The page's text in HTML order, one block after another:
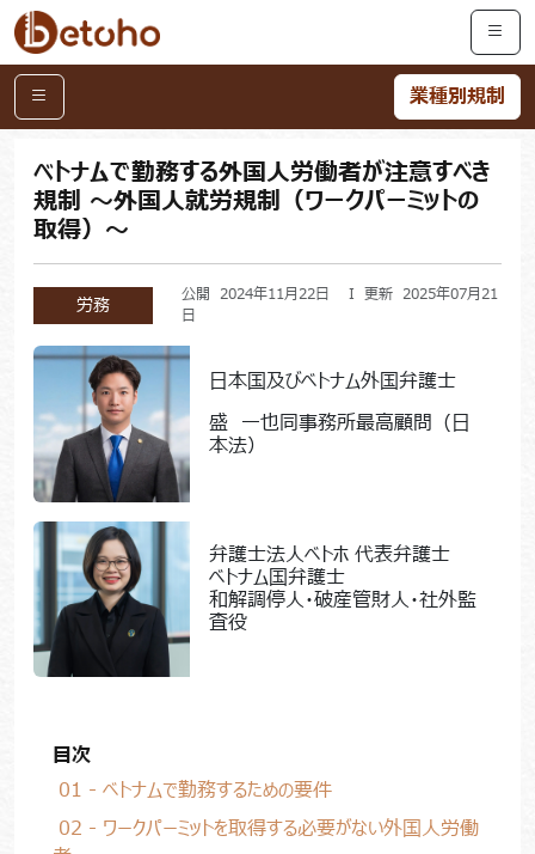
業種別規制
ベトナムで勤務する外国人労働者が注意すべき
規制 ～外国人就労規制（ワークパーミットの
取得）～
労務
公開 2024年11月22日 I 更新 2025年07月21
日
日本国及びベトナム外国弁護士
盛 一也同事務所最高顧問（日
本法）
弁護士法人ベトホ 代表弁護士
ベトナム国弁護士
和解調停人・破産管財人・社外監
査役
目次
01 - ベトナムで勤務するための要件
02 - ワークパーミットを取得する必要がない外国人労働